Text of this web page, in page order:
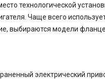
технологической
Чаще всего
выбираются модели
электрический